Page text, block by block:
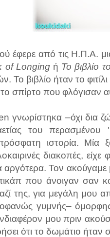
έφερε από τις Η.Π.Α.
of Longingή Το βιβλίο
βιβλίο ήταν το
σπίρτο που φλόγισαν
γνωρίστηκα –όχι δια
του
ιστορία. Μία
διακοπές, είχε
Τον ακούγαμε
που άνοιγαν σαν
της, για μεγάλη μου
γυμνής–
μου πριν
ότι το δωμάτιο ήταν